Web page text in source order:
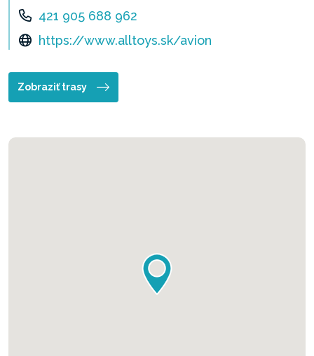
421 905 688 962
https://www.alltoys.sk/avion
Zobraziť trasy